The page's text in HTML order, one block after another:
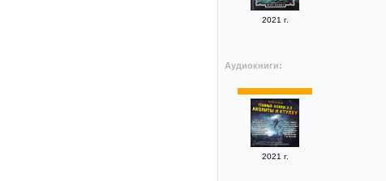
2021 г.
Аудиокниги:
2021 г.